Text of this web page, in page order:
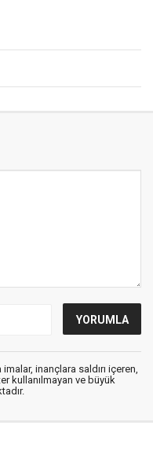
inançlara saldırı içeren,
kullanılmayan ve büyük